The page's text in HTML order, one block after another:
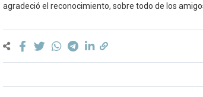
agradeció el reconocimiento, sobre todo de los